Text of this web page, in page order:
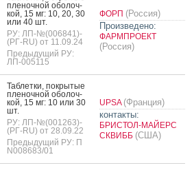
пле­ноч­ной обо­лоч­
кой, 15 мг: 10, 20, 30
или 40 шт.
РУ: ЛП-№(006841)-
(РГ-RU) от 11.09.24
Предыдущий РУ:
ЛП-005115
ФОРП (Россия)
Произведено:
ФАРМПРОЕКТ
(Россия)
Таб­летки, пок­ры­тые
пле­ноч­ной обо­лоч­
кой, 15 мг: 10 или 30
шт.
РУ: ЛП-№(001263)-
(РГ-RU) от 28.09.22
Предыдущий РУ: П
N008683/01
UPSA (Франция)
контакты:
БРИСТОЛ-МАЙЕРС
СКВИББ (США)